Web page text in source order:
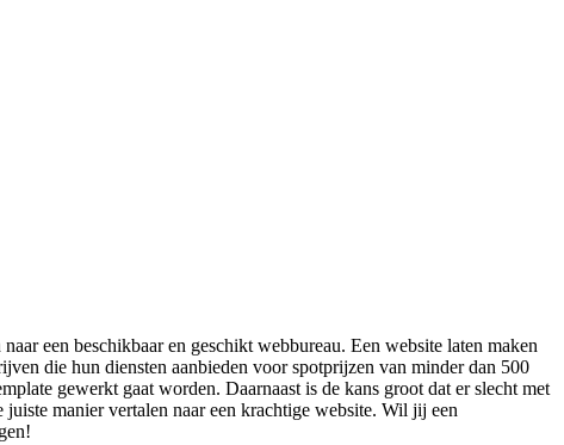
een beschikbaar en geschikt webbureau. Een website laten maken
die hun diensten aanbieden voor spotprijzen van minder dan 500
gewerkt gaat worden. Daarnaast is de kans groot dat er slecht met
manier vertalen naar een krachtige website. Wil jij een